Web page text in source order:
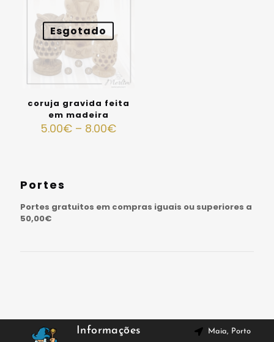
Esgotado
coruja gravida feita
em madeira
5.00€ – 8.00€
Portes
Portes gratuitos em compras iguais ou superiores a
50,00€
Informações Maia, Porto